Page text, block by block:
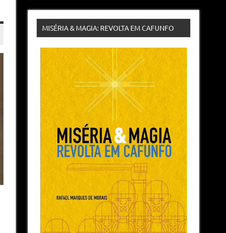
MISÉRIA & MAGIA: REVOLTA EM CAFUNFO